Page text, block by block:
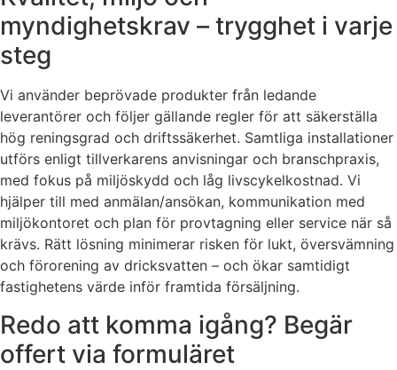
myndighetskrav – trygghet i varje
steg
Vi använder beprövade produkter från ledande
leverantörer och följer gällande regler för att säkerställa
hög reningsgrad och driftssäkerhet. Samtliga installationer
utförs enligt tillverkarens anvisningar och branschpraxis,
med fokus på miljöskydd och låg livscykelkostnad. Vi
hjälper till med anmälan/ansökan, kommunikation med
miljökontoret och plan för provtagning eller service när så
krävs. Rätt lösning minimerar risken för lukt, översvämning
och förorening av dricksvatten – och ökar samtidigt
fastighetens värde inför framtida försäljning.
Redo att komma igång? Begär
offert via formuläret